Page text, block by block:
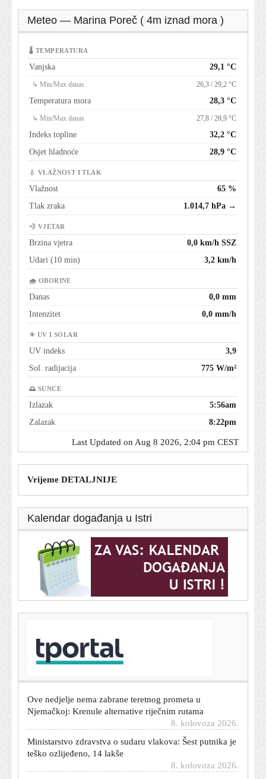
Meteo — Marina Poreč ( 4m iznad mora )
🌡 TEMPERATURA
Vanjska 29,1 °C
↳ Min/Max danas 26,3 / 29,2 °C
Temperatura mora 28,3 °C
↳ Min/Max danas 27,8 / 28,9 °C
Indeks topline
32,2 °C
Osjet hladnoće
28,9 °C
💧 VLAŽNOST I TLAK
Vlažnost
65 %
Tlak zraka
1.014,7 hPa →
💨 VJETAR
Brzina vjetra
0,0 km/h SSZ
Udari (10 min)
3,2 km/h
🌧 OBORINE
Danas
0,0 mm
Intenzitet
0,0 mm/h
☀ UV I SOLAR
UV indeks
3,9
Sol. radijacija
775 W/m²
🌅 SUNCE
Izlazak
5:56am
Zalazak
8:22pm
Last Updated on Aug 8 2026, 2:04 pm CEST
Vrijeme DETALJNIJE
Kalendar događanja u Istri
Obilježena predaja kordunskog korpusa: 'Sjećanje čuvati
bez mržnje, ali s ponosom'
Njemačkoj: Krenule alternative riječnim rutama
8. kolovoza 2026.
Ministarstvo zdravstva o sudaru vlakova: Šest putnika je
teško ozlijeđeno, 14 lakše
Objavljena nova snimka makljaže BBB-a i Torcide u